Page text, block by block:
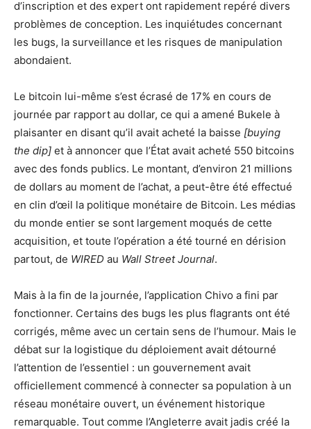
d’inscription et des expert ont rapidement repéré divers
problèmes de conception. Les inquiétudes concernant
les bugs, la surveillance et les risques de manipulation
abondaient.
Le bitcoin lui-même s’est écrasé de 17% en cours de
journée par rapport au dollar, ce qui a amené Bukele à
plaisanter en disant qu’il avait acheté la baisse [buying
the dip] et à annoncer que l’État avait acheté 550 bitcoins
avec des fonds publics. Le montant, d’environ 21 millions
de dollars au moment de l’achat, a peut-être été effectué
en clin d’œil la politique monétaire de Bitcoin. Les médias
du monde entier se sont largement moqués de cette
acquisition, et toute l’opération a été tourné en dérision
partout, de WIRED au Wall Street Journal.
Mais à la fin de la journée, l’application Chivo a fini par
fonctionner. Certains des bugs les plus flagrants ont été
corrigés, même avec un certain sens de l’humour. Mais le
débat sur la logistique du déploiement avait détourné
l’attention de l’essentiel : un gouvernement avait
officiellement commencé à connecter sa population à un
réseau monétaire ouvert, un événement historique
remarquable. Tout comme l’Angleterre avait jadis créé la